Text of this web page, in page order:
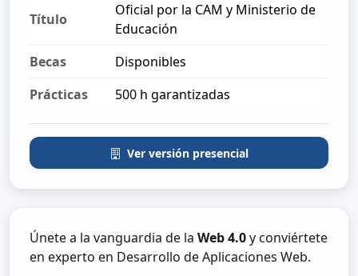
Título
Oficial por la CAM y Ministerio de
Educación
Becas
Disponibles
Prácticas
500 h garantizadas
Ver versión presencial
Únete a la vanguardia de la Web 4.0y conviértete
en experto en Desarrollo de Aplicaciones Web.